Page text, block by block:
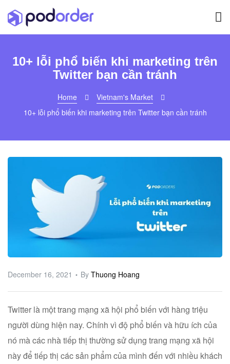
10+ lỗi phổ biến khi marketing trên
Twitter bạn cần tránh
Home
Vietnam's Market
10+ lỗi phổ biến khi marketing trên Twitter bạn cần tránh
December 16, 2021 By Thuong Hoang
Twitter là một trang mạng xã hội phổ biến với hàng triệu
người dùng hiện nay. Chính vì độ phổ biến và hữu ích của
nó mà các nhà tiếp thị thường sử dụng trang mạng xã hội
này để tiếp thị các sản phẩm của mình đến với nhiều khách